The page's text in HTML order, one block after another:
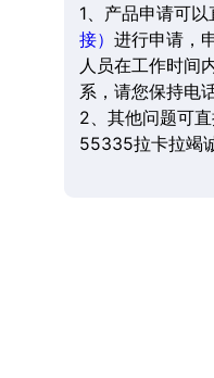
1、产品申请可
接） 进行申请，
人员在工作时间
系，请您保持电
2、其他问题可
55335拉卡拉竭